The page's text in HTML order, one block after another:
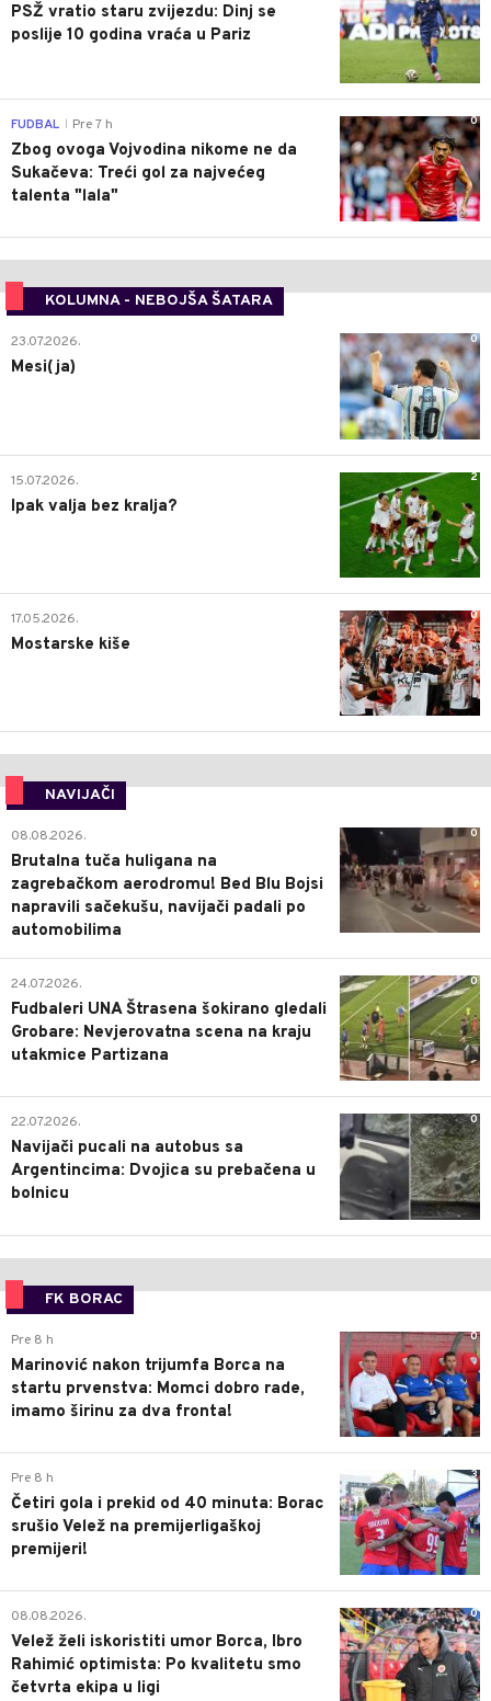
PSŽ vratio staru zvijezdu: Dinj se
poslije 10 godina vraća u Pariz
0
FUDBAL Pre 7 h
Zbog ovoga Vojvodina nikome ne da
Sukačeva: Treći gol za najvećeg
talenta "lala"
KOLUMNA - NEBOJŠA ŠATARA
0
23.07.2026.
Mesi(ja)
2
15.07.2026.
Ipak valja bez kralja?
0
17.05.2026.
Mostarske kiše
NAVIJAČI
0
08.08.2026.
Brutalna tuča huligana na
zagrebačkom aerodromu! Bed Blu Bojsi
napravili sačekušu, navijači padali po
automobilima
0
24.07.2026.
Fudbaleri UNA Štrasena šokirano gledali
Grobare: Nevjerovatna scena na kraju
utakmice Partizana
0
22.07.2026.
Navijači pucali na autobus sa
Argentincima: Dvojica su prebačena u
bolnicu
FK BORAC
0
Pre 8 h
Marinović nakon trijumfa Borca na
startu prvenstva: Momci dobro rade,
imamo širinu za dva fronta!
3
Pre 8 h
Četiri gola i prekid od 40 minuta: Borac
srušio Velež na premijerligaškoj
premijeri!
0
08.08.2026.
Velež želi iskoristiti umor Borca, Ibro
Rahimić optimista: Po kvalitetu smo
četvrta ekipa u ligi